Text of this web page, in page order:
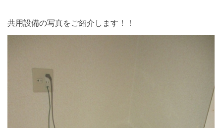
共用設備の写真をご紹介します！！